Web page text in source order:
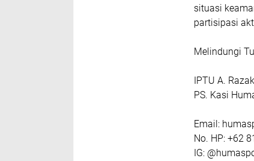
situasi
partisipasi
Melindungi
IPTU A. Razak
PS. Kasi
Email:
No. HP: +62
IG: